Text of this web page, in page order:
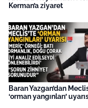
Kerman’a ziyaret
Baran Yazgan’dan
‘orman yangınları’